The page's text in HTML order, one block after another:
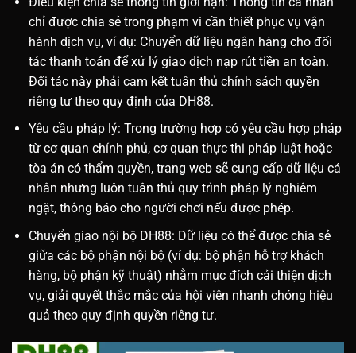
chỉ được chia sẻ trong phạm vi cần thiết phục vụ vận
hành dịch vụ, ví dụ: Chuyển dữ liệu ngân hàng cho đối
tác thanh toán để xử lý giao dịch nạp rút tiền an toàn.
Đối tác này phải cam kết tuân thủ chính sách quyền
riêng tư theo quy định của DH88.
Yêu cầu pháp lý: Trong trường hợp có yêu cầu hợp pháp
từ cơ quan chính phủ, cơ quan thực thi pháp luật hoặc
tòa án có thẩm quyền, trang web sẽ cung cấp dữ liệu cá
nhân nhưng luôn tuân thủ quy trình pháp lý nghiêm
ngặt, thông báo cho người chơi nếu được phép.
Chuyển giao nội bộ DH88: Dữ liệu có thể được chia sẻ
giữa các bộ phận nội bộ (ví dụ: bộ phận hỗ trợ khách
hàng, bộ phận kỹ thuật) nhằm mục đích cải thiện dịch
vụ, giải quyết thắc mắc của hội viên nhanh chóng hiệu
quả theo quy định quyền riêng tư.